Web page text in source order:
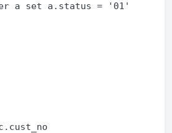
a set a.status = '01'